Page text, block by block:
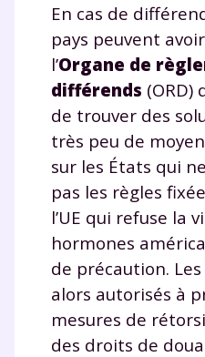
En cas de
pays peuvent
l’Organe de
différends (ORD)
de trouver des
très peu de
sur les États qui
pas les règles
l’UE qui refuse la
hormones
de précaution.
alors autorisés à
mesures de
des droits de
Testez
pendant
plateforme
scolaire !
Fiches de cours
corrigés ,
Unespace
suivre les
Tout le
la Terminale
Des profs
à la demande
vidéo